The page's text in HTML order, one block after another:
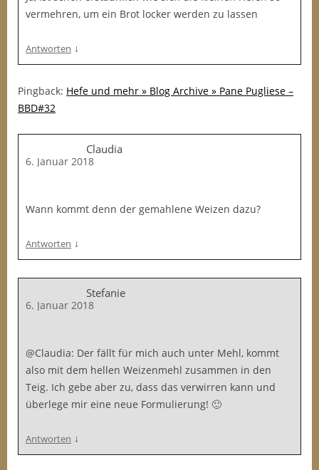
vermehren, um ein Brot locker werden zu lassen
Antworten ↓
Pingback: Hefe und mehr » Blog Archive » Pane Pugliese –
BBD#32
Claudia
6. Januar 2018
Wann kommt denn der gemahlene Weizen dazu?
Antworten ↓
Stefanie
6. Januar 2018
@Claudia: Der fällt für mich auch unter Mehl, kommt
also mit dem hellen Weizenmehl zusammen in den
Teig. Ich gebe aber zu, dass das verwirren kann und
überlege mir eine neue Formulierung! 🙂
Antworten ↓